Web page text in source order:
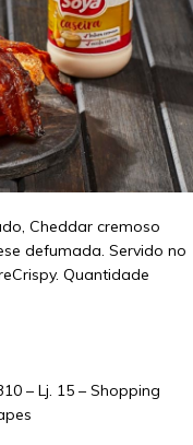
Cheddar cremoso
defumada. Servido no
Quantidade
– Lj. 15 – Shopping